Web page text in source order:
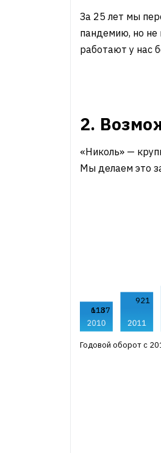
За 25 лет мы
пандемию, но не
работают у нас
2.
«Николь» —
Мы делаем это
618
921
1137
Годовой оборот с